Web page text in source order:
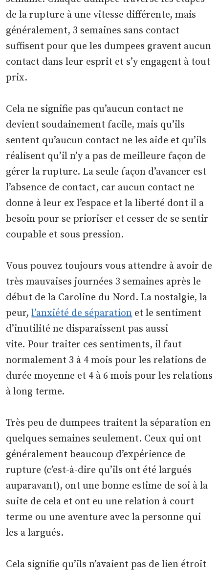
de la rupture à une vitesse différente, mais
généralement, 3 semaines sans contact
suffisent pour que les dumpees gravent aucun
contact dans leur esprit et s’y engagent à tout
prix.
Cela ne signifie pas qu’aucun contact ne
devient soudainement facile, mais qu’ils
sentent qu’aucun contact ne les aide et qu’ils
réalisent qu’il n’y a pas de meilleure façon de
gérer la rupture. La seule façon d’avancer est
l’absence de contact, car aucun contact ne
donne à leur ex l’espace et la liberté dont il a
besoin pour se prioriser et cesser de se sentir
coupable et sous pression.
Vous pouvez toujours vous attendre à avoir de
très mauvaises journées 3 semaines après le
début de la Caroline du Nord. La nostalgie, la
peur,l’anxiété de séparation et le sentiment
d’inutilité ne disparaissent pas aussi
vite. Pour traiter ces sentiments, il faut
normalement 3 à 4 mois pour les relations de
durée moyenne et 4 à 6 mois pour les relations
à long terme.
Très peu de dumpees traitent la séparation en
quelques semaines seulement. Ceux qui ont
généralement beaucoup d’expérience de
rupture (c’est-à-dire qu’ils ont été largués
auparavant), ont une bonne estime de soi à la
suite de cela et ont eu une relation à court
terme ou une aventure avec la personne qui
les a largués.
Cela signifie qu’ils n’avaient pas de lien étroit